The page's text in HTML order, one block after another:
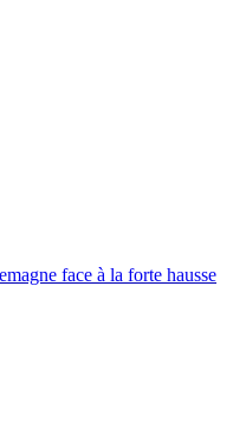
face à la forte hausse